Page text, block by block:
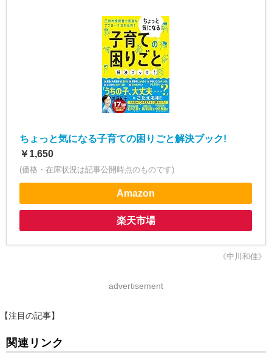
ちょっと気になる子育ての困りごと解決ブック!
￥1,650
(価格・在庫状況は記事公開時点のものです)
Amazon
楽天市場
《中川和佳》
advertisement
【注目の記事】
関連リンク